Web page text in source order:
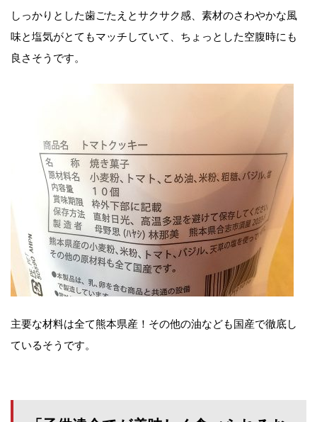
しっかりとした歯ごたえとサクサク感、素材のさわやかな風
味と塩気がとてもマッチしていて、ちょっとした空腹時にも
良さそうです。
主要な材料は全て熊本県産！その他の油なども国産で徹底し
ているそうです。